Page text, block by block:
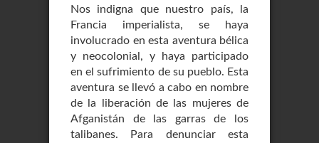
Nos indigna que nuestro país, la
Francia imperialista, se haya
involucrado en esta aventura bélica
y neocolonial, y haya participado
en el sufrimiento de su pueblo. Esta
aventura se llevó a cabo en nombre
de la liberación de las mujeres de
Afganistán de las garras de los
talibanes. Para denunciar esta